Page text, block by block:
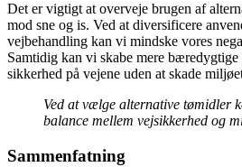
Det er vigtigt at overveje brugen af
mod sne og is. Ved at diversificere
vejbehandling kan vi mindske vores
Samtidig kan vi skabe mere
sikkerhed på vejene uden at skade
Ved at vælge alternative tømidler
balance mellem vejsikkerhed og
Sammenfatning